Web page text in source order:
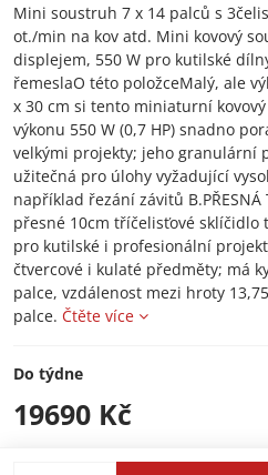
Mini soustruh 7 x 14 palců s
ot./min na kov atd. Mini kovový
displejem, 550 W pro kutilské
řemeslaO této položceMalý, ale
x 30 cm si tento miniaturní
výkonu 550 W (0,7 HP) snadno
velkými projekty; jeho granulární
užitečná pro úlohy vyžadující
například řezání závitů B.PŘESNÁ
přesné 10cm tříčelisťové
pro kutilské i profesionální
čtvercové i kulaté předměty; má
palce, vzdálenost mezi hroty
palce. Čtěte více
Do týdne
19690 Kč